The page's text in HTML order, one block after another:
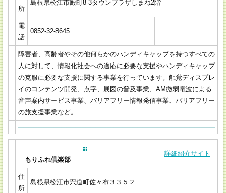
所
島根県松江市殿町8-3タウンプラザしまね2階
電
話
0852-32-8645
障害者、高齢者やその他何らかのハンディキャップを持つすべての
人に対して、情報化社会への適応に必要な支援やハンディキャップ
の克服に必要な支援に関する事業を行っています。触覚ディスプレ
イのコンテンツ開発、点字、展図の普及事業、AM微弱電波による
音声案内サービス事業、バリアフリー情報発信事業、バリアフリー
の旅支援事業など。
もりふれ倶楽部
詳細紹介サイト
住
所
島根県松江市宍道町佐々布３３５２